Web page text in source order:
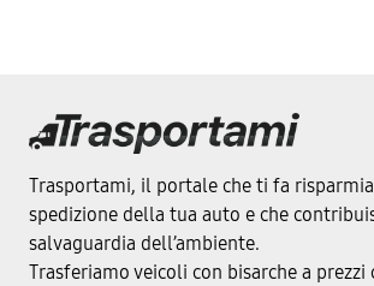
Trasportami, il portale che ti fa
spedizione della tua auto e che
salvaguardia dell’ambiente.
Trasferiamo veicoli con bisarche a